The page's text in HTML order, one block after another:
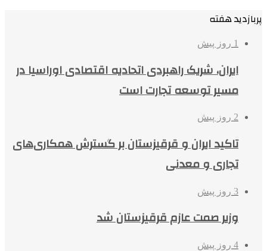
پربازدید هفته
1 روز پیش
ایران، شریک راهبردی اتحادیه اقتصادی اوراسیا در
مسیر توسعه تجارت است
2 روز پیش
تاکید ایران و قرقیزستان بر گسترش همکاری‌های
تجاری و معدنی
3 روز پیش
وزیر صمت عازم قرقیزستان شد
4 روز پیش